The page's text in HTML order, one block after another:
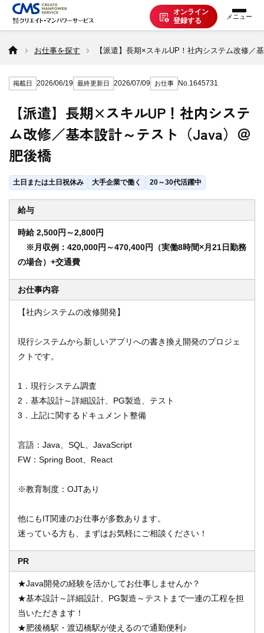
オンライン
登録する
お仕事を探す
派遣で働く
登録の流れ
派遣の知識
企業の方へ
CMSについて
オンライン登録する
お仕事を探す 【派遣】長期×スキルUP！社内システム改修／
掲載日 2026/06/19 最終更新日 2026/07/09 お仕事 No.1645731
【派遣】長期×スキルUP！社内システ
ム改修／基本設計～テスト（Java）＠
肥後橋
土日または土日祝休み 大手企業で働く 20～30代活躍中
給与
時給 2,500円～2,800円
※月収例：420,000円～470,400円（実働8時間×月21日勤務
の場合）+交通費
お仕事内容
【社内システムの改修開発】
現行システムから新しいアプリへの書き換え開発のプロジェ
クトです。
1．現行システム調査
2．基本設計～詳細設計、PG製造、テスト
3．上記に関するドキュメント整備
言語：Java、SQL、JavaScript
FW：Spring Boot、React
※教育制度：OJTあり
他にもIT関連のお仕事が多数あります。
迷っている方も、まずはお気軽にご相談ください！
PR
★Java開発の経験を活かしてお仕事しませんか？
★基本設計～詳細設計、PG製造～テストまで一連の工程を担
当いただきます！
★肥後橋駅・渡辺橋駅が使えるので通勤便利♪